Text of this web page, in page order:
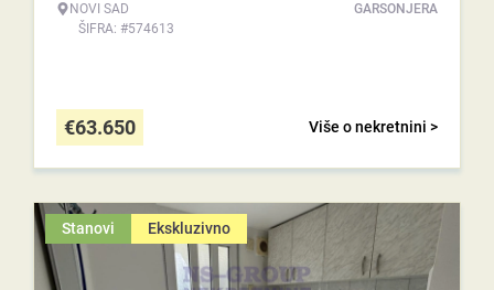
NOVI SAD
ŠIFRA: #574613
GARSONJERA
Više o nekretnini >
€63.650
Stanovi Ekskluzivno